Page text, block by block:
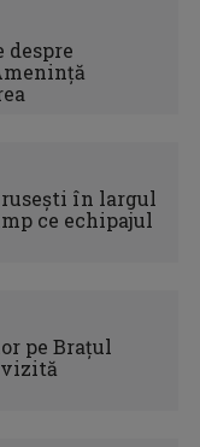
despre
rusești în largul
ce echipajul
pe Brațul
vizită